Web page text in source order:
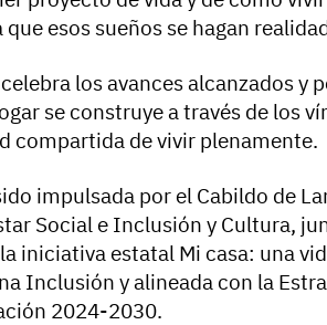
esos sueños se hagan
los avances alcanzados y
se construye a través de los
compartida de vivir plenamente.
impulsada por el Cabildo de
Social e Inclusión y Cultura,
iniciativa estatal Mi casa: una
Inclusión y alineada con la
2024-2030.